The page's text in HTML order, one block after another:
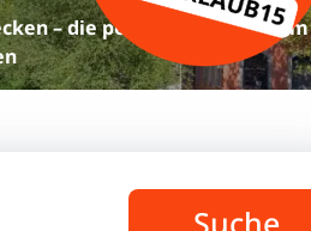
– die perfekte Auszeit vom
Suche